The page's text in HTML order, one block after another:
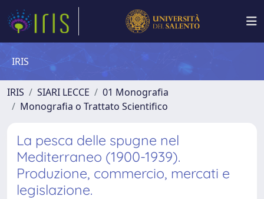
IRIS
IRIS SIARI LECCE
01 Monografia
Monografia o Trattato Scientifico
La pesca delle spugne nel
Mediterraneo (1900-1939).
Produzione, commercio, mercati e
legislazione.